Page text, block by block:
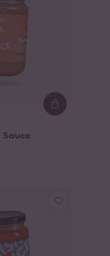
Loading...